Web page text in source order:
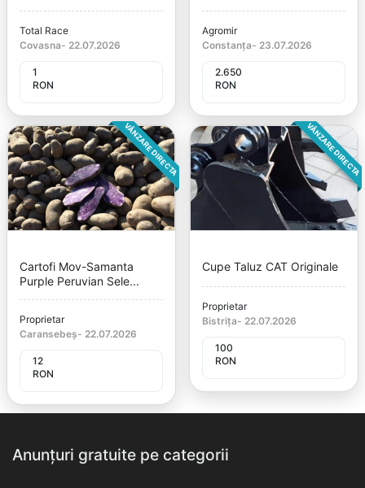
Total Race
Covasna- 22.07.2026
1
RON
Agromir
Constanța- 23.07.2026
2.650
RON
VÂNZARE DIRECTA
Cartofi Mov-Samanta
Purple Peruvian Sele...
Proprietar
Caransebeș- 22.07.2026
12
RON
VÂNZARE DIRECTA
Cupe Taluz CAT Originale
Proprietar
Bistrița- 22.07.2026
100
RON
Anunțuri gratuite pe categorii